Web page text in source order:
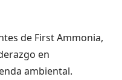
de First Ammonia,
en
ambiental.